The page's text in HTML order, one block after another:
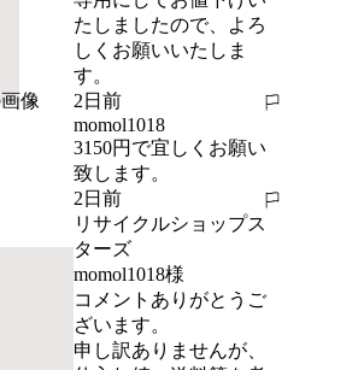
たしましたので、よろ
しくお願いいたしま
す。
2日前
報告する
momol1018
3150円で宜しくお願い
致します。
2日前
報告する
リサイクルショップス
ターズ
momol1018様
コメントありがとうご
ざいます。
申し訳ありませんが、